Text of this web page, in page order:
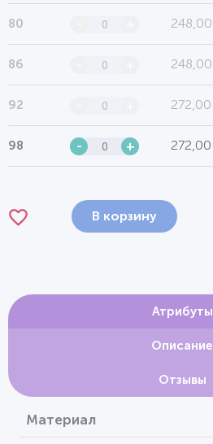
80 248,00
86 248,00
92 272,00
98 - + 272,00
В корзину
Атрибуты
Описание
Отзывы
Материал